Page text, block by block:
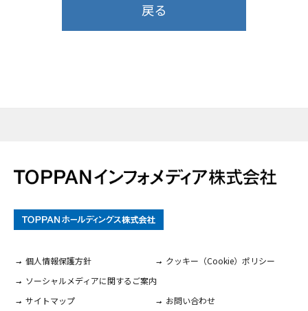
戻る
個人情報保護方針
クッキー（Cookie）ポリシー
ソーシャルメディアに関するご案内
サイトマップ
お問い合わせ